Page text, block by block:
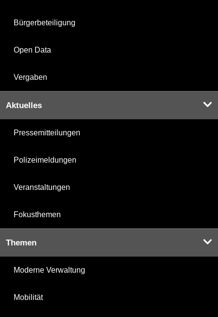
Bürgerbeteiligung
Open Data
Vergaben
Aktuelles
Pressemitteilungen
Polizeimeldungen
Veranstaltungen
Fokusthemen
Themen
Moderne Verwaltung
Mobilität